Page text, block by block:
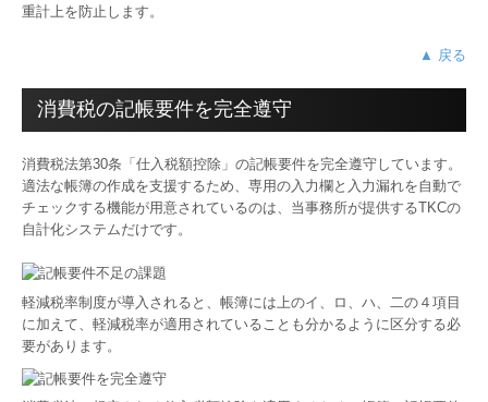
重計上を防止します。
▲ 戻る
消費税の記帳要件を完全遵守
消費税法第30条「仕入税額控除」の記帳要件を完全遵守しています。
適法な帳簿の作成を支援するため、専用の入力欄と入力漏れを自動で
チェックする機能が用意されているのは、当事務所が提供するTKCの
自計化システムだけです。
軽減税率制度が導入されると、帳簿には上のイ、ロ、ハ、二の４項目
に加えて、軽減税率が適用されていることも分かるように区分する必
要があります。